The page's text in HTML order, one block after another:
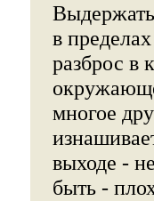
Выдержать
в
разброс в
многое
выходе -
быть -